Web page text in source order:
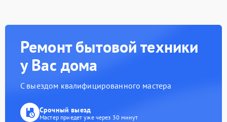
Ремонт бытовой техники
у Вас дома
С выездом квалифицированного мастера
Срочный выезд
Мастер приедет уже через 30 минут